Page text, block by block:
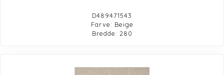
D489471543
Farve: Beige
Bredde: 280